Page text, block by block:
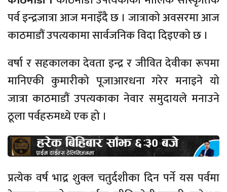
पर्व इन्द्रजात्रा आज मनाइँदै छ । जात्राको अवसरमा आज
काठमाडौं उपत्यकामा सार्वजनिक विदा दिइएको छ ।
वर्षा र सहकालका देवता इन्द्र र जीवित देवीका रूपमा
मानिएकी कुमारीको पूजाआरधना गरेर मनाइने यो
जात्रा काठमाडौं उपत्यकाका नेवार समुदायले मनाउने
ठूला पर्वहरुमध्ये एक हो ।
प्रत्येक वर्ष भाद्र शुक्ल चतुर्दशीका दिन पर्ने यस पर्वमा